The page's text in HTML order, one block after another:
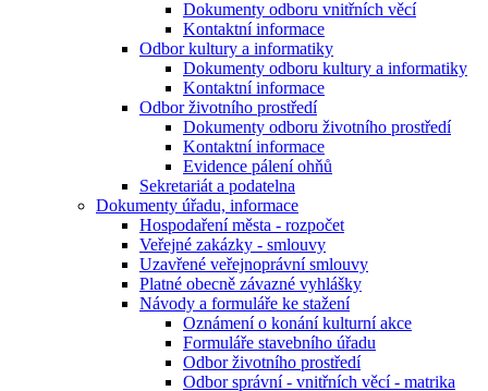
Dokumenty odboru vnitřních věcí
Kontaktní informace
Odbor kultury a informatiky
Dokumenty odboru kultury a informatiky
Kontaktní informace
Odbor životního prostředí
Dokumenty odboru životního prostředí
Kontaktní informace
Evidence pálení ohňů
Sekretariát a podatelna
Dokumenty úřadu, informace
Hospodaření města - rozpočet
Veřejné zakázky - smlouvy
Uzavřené veřejnoprávní smlouvy
Platné obecně závazné vyhlášky
Návody a formuláře ke stažení
Oznámení o konání kulturní akce
Formuláře stavebního úřadu
Odbor životního prostředí
Odbor správní - vnitřních věcí - matrika